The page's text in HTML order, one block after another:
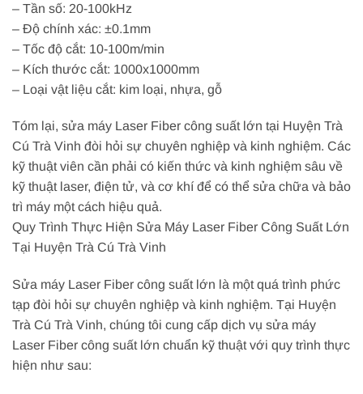
– Tần số: 20-100kHz
– Độ chính xác: ±0.1mm
– Tốc độ cắt: 10-100m/min
– Kích thước cắt: 1000x1000mm
– Loại vật liệu cắt: kim loại, nhựa, gỗ
Tóm lại, sửa máy Laser Fiber công suất lớn tại Huyện Trà
Cú Trà Vinh đòi hỏi sự chuyên nghiệp và kinh nghiệm. Các
kỹ thuật viên cần phải có kiến thức và kinh nghiệm sâu về
kỹ thuật laser, điện tử, và cơ khí để có thể sửa chữa và bảo
trì máy một cách hiệu quả.
Quy Trình Thực Hiện Sửa Máy Laser Fiber Công Suất Lớn
Tại Huyện Trà Cú Trà Vinh
Sửa máy Laser Fiber công suất lớn là một quá trình phức
tạp đòi hỏi sự chuyên nghiệp và kinh nghiệm. Tại Huyện
Trà Cú Trà Vinh, chúng tôi cung cấp dịch vụ sửa máy
Laser Fiber công suất lớn chuẩn kỹ thuật với quy trình thực
hiện như sau: